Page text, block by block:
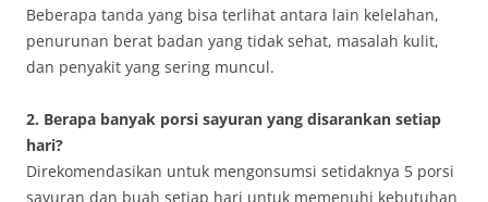
Beberapa tanda yang bisa terlihat antara lain kelelahan,
penurunan berat badan yang tidak sehat, masalah kulit,
dan penyakit yang sering muncul.
2. Berapa banyak porsi sayuran yang disarankan setiap
hari?
Direkomendasikan untuk mengonsumsi setidaknya 5 porsi
sayuran dan buah setiap hari untuk memenuhi kebutuhan